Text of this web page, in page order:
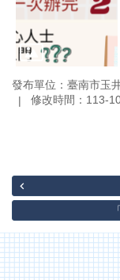
服
地
籍
圖
錄
未
辦
繼
承
發布單位：臺南市玉
修改時間：113-